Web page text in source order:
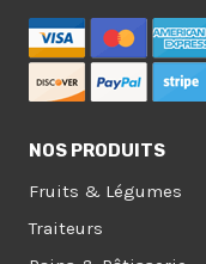
NOS PRODUITS
Fruits & Légumes
Traiteurs